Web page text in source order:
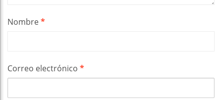
Nombre*
Correo electrónico *